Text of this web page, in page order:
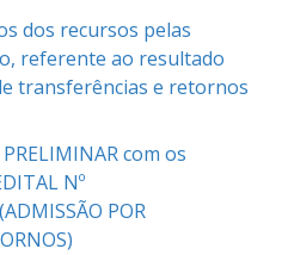
dos recursos pelas
referente ao resultado
transferências e retornos
com os
Nº
POR